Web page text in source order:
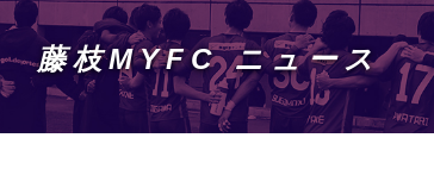
藤枝MYFC ニュース